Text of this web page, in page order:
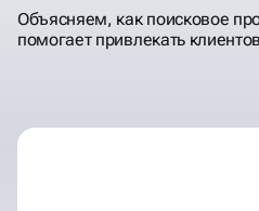
Объясняем, как поисковое
помогает привлекать